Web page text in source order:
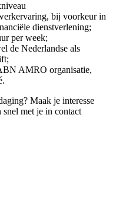
bij voorkeur in
dienstverlening;
per week;
de Nederlandse als
AMRO organisatie,
Maak je interesse
met je in contact